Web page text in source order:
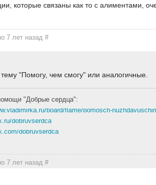
которые связаны как то с алиментами,
7 лет назад#
"Помогу, чем смогу" или аналогичные.
"Добрые сердца":
dobruyserdca
dobruyserdca
7 лет назад#